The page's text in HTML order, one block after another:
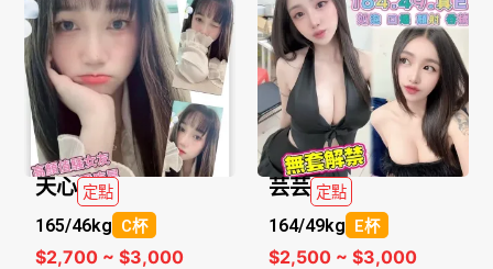
天心 定點
165/46kg C杯
$2,700 ~ $3,000
芸芸 定點
164/49kg E杯
$2,500 ~ $3,000